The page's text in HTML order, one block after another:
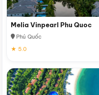
Melia Vinpearl Phu Quoc
Phú Quốc
★ 5.0